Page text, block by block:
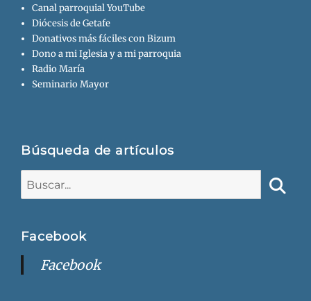
Canal parroquial YouTube
Diócesis de Getafe
Donativos más fáciles con Bizum
Dono a mi Iglesia y a mi parroquia
Radio María
Seminario Mayor
Búsqueda de artículos
Facebook
Facebook